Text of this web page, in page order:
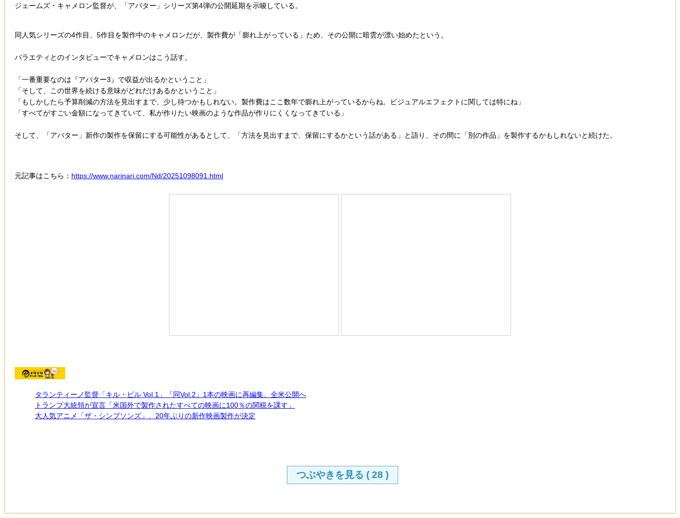
ジェームズ・キャメロン監督が、「アバター」シリーズ第4弾の公開延期を示唆している。
同人気シリーズの4作目、5作目を製作中のキャメロンだが、製作費が「膨れ上がっている」ため、その公開に暗雲が漂い始めたという。
バラエティとのインタビューでキャメロンはこう話す。
「一番重要なのは『アバター3』で収益が出るかということ」
「そして、この世界を続ける意味がどれだけあるかということ」
「もしかしたら予算削減の方法を見出すまで、少し待つかもしれない。製作費はここ数年で膨れ上がっているからね。ビジュアルエフェクトに関しては特にね」
「すべてがすごい金額になってきていて、私が作りたい映画のような作品が作りにくくなってきている」
そして、「アバター」新作の製作を保留にする可能性があるとして、「方法を見出すまで、保留にするかという話がある」と語り、その間に「別の作品」を製作するかもしれないと続けた。
元記事はこちら： https://www.narinari.com/Nd/20251098091.html
タランティーノ監督「キル・ビル Vol.1」「同Vol.2」1本の映画に再編集、全米公開へ
トランプ大統領が宣言「米国外で製作されたすべての映画に100％の関税を課す」
大人気アニメ「ザ・シンプソンズ」、20年ぶりの新作映画製作が決定
つぶやきを見る ( 28 )